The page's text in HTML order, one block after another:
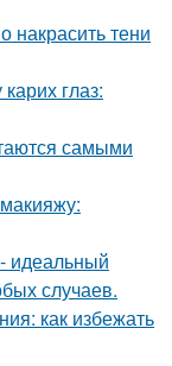
накрасить тени
глаз:
самыми
идеальный
случаев.
как избежать